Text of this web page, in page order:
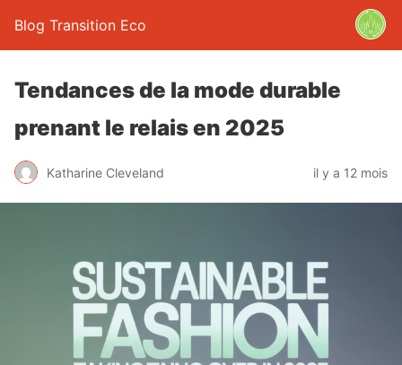
Blog Transition Eco
Tendances de la mode durable
prenant le relais en 2025
Katharine Cleveland il y a 12 mois